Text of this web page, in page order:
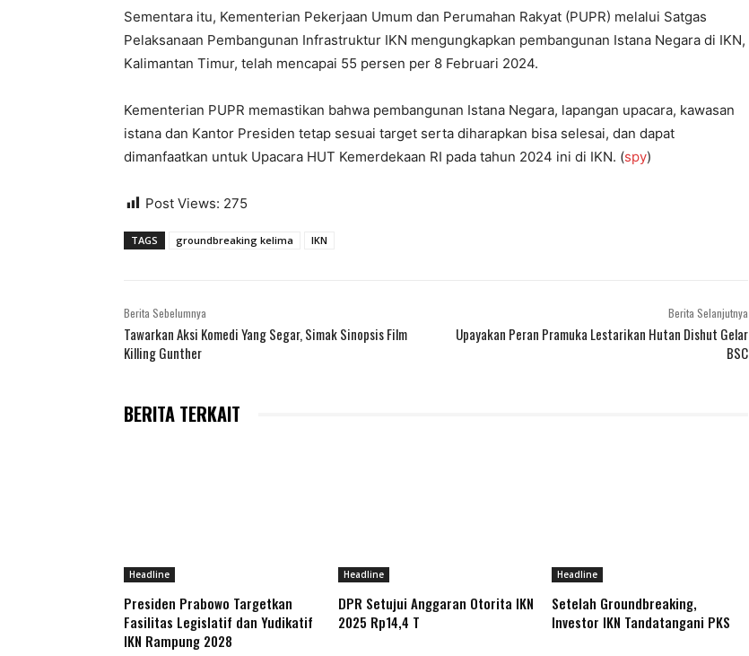
Sementara itu, Kementerian Pekerjaan Umum dan Perumahan Rakyat (PUPR) melalui Satgas
Pelaksanaan Pembangunan Infrastruktur IKN mengungkapkan pembangunan Istana Negara di IKN,
Kalimantan Timur, telah mencapai 55 persen per 8 Februari 2024.
Kementerian PUPR memastikan bahwa pembangunan Istana Negara, lapangan upacara, kawasan
istana dan Kantor Presiden tetap sesuai target serta diharapkan bisa selesai, dan dapat
dimanfaatkan untuk Upacara HUT Kemerdekaan RI pada tahun 2024 ini di IKN. (spy)
Post Views: 275
TAGS groundbreaking kelima IKN
Berita Sebelumnya
Tawarkan Aksi Komedi Yang Segar, Simak Sinopsis Film
Killing Gunther
Berita Selanjutnya
Upayakan Peran Pramuka Lestarikan Hutan Dishut Gelar
BSC
BERITA TERKAIT
Headline
Presiden Prabowo Targetkan
Fasilitas Legislatif dan Yudikatif
IKN Rampung 2028
Headline
DPR Setujui Anggaran Otorita IKN
2025 Rp14,4 T
Headline
Setelah Groundbreaking,
Investor IKN Tandatangani PKS